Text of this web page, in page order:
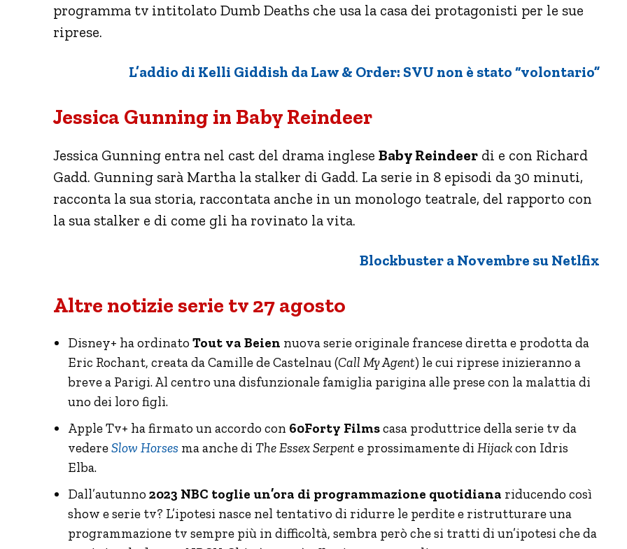
programma tv intitolato Dumb Deaths che usa la casa dei protagonisti per le sue
riprese.
L’addio di Kelli Giddish da Law & Order: SVU non è stato “volontario”
Jessica Gunning in Baby Reindeer
Jessica Gunning entra nel cast del drama inglese Baby Reindeer di e con Richard
Gadd. Gunning sarà Martha la stalker di Gadd. La serie in 8 episodi da 30 minuti,
racconta la sua storia, raccontata anche in un monologo teatrale, del rapporto con
la sua stalker e di come gli ha rovinato la vita.
Blockbuster a Novembre su Netlfix
Altre notizie serie tv 27 agosto
Disney+ ha ordinato Tout va Beien nuova serie originale francese diretta e prodotta da
Eric Rochant, creata da Camille de Castelnau (Call My Agent) le cui riprese inizieranno a
breve a Parigi. Al centro una disfunzionale famiglia parigina alle prese con la malattia di
uno dei loro figli.
Apple Tv+ ha firmato un accordo con 60Forty Filmscasa produttrice della serie tv da
vedereSlow Horses ma anche di The Essex Serpent e prossimamente di Hijackcon Idris
Elba.
Dall’autunno 2023 NBC toglie un’ora di programmazione quotidiana riducendo così
show e serie tv? L’ipotesi nasce nel tentativo di ridurre le perdite e ristrutturare una
programmazione tv sempre più in difficoltà, sembra però che si tratti di un’ipotesi che da